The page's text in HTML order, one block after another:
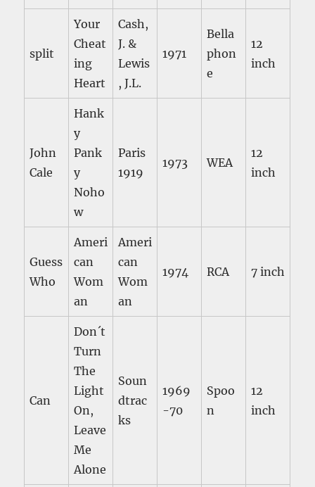
split
Your
Cheat
ing
Heart
Cash,
J. &
Lewis
, J.L.
1971
Bella
phon
e
12
inch
John
Cale
Hank
y
Pank
y
Noho
w
Paris
1919
1973 WEA
12
inch
Guess
Who
Ameri
can
Wom
an
Ameri
can
Wom
an
1974 RCA 7 inch
Can
Don´t
Turn
The
Light
On,
Leave
Me
Alone
Soun
dtrac
ks
1969
-70
Spoo
n
12
inch